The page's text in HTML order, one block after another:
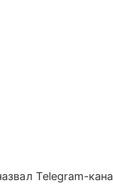
Telegram-